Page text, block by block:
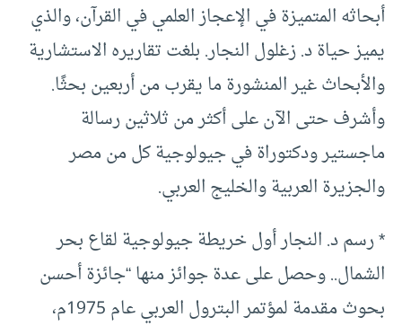
أبحاثه المتميزة في الإعجاز العلمي في القرآن، والذي
يميز حياة د. زغلول النجار. بلغت تقاريره الاستشارية
والأبحاث غير المنشورة ما يقرب من أربعين بحثًا.
وأشرف حتى الآن على أكثر من ثلاثين رسالة
ماجستير ودكتوراة في جيولوجية كل من مصر
والجزيرة العربية والخليج العربي.
* رسم د. النجار أول خريطة جيولوجية لقاع بحر
الشمال.. وحصل على عدة جوائز منها “جائزة أحسن
بحوث مقدمة لمؤتمر البترول العربي عام 1975م،